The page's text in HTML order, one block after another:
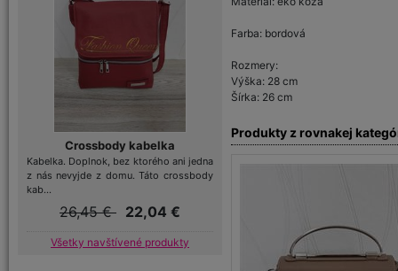
Crossbody kabelka
Kabelka. Doplnok, bez ktorého ani jedna
z nás nevyjde z domu. Táto crossbody
kab...
26,45 € 22,04 €
Všetky navštívené produkty
Farba: bordová
Rozmery:
Výška: 28 cm
Šírka: 26 cm
Produkty z rovnakej